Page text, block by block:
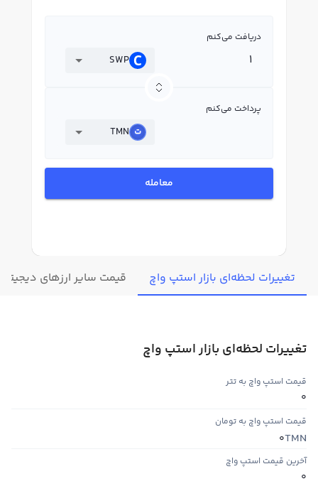
دریافت می‌کنم
SWP
پرداخت می‌کنم
TMN
معامله
تغییرات لحظه‌ای بازار استپ واچ قیمت سایر ارزهای دیجیتال
تغییرات لحظه‌ای بازار استپ واچ
قیمت استپ واچ به تتر
0
قیمت استپ واچ به تومان
TMN
0
آخرین قیمت استپ واچ
0